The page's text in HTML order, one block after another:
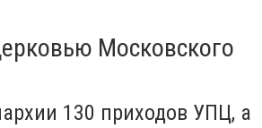
Московского
130 приходов УПЦ, а